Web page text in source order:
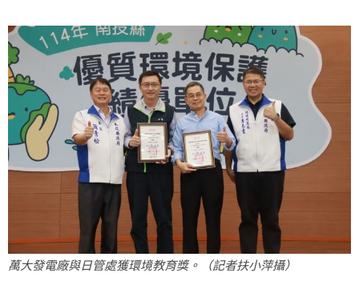
萬大發電廠與日管處獲環境教育獎。（記者扶小萍攝）